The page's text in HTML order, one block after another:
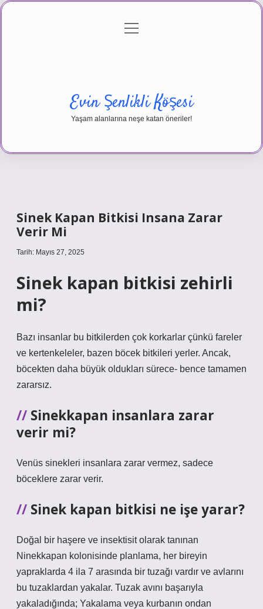
Gizlilik Politikası
menüyü
Evin Şenlikli Köşesi
Yaşam alanlarına neşe katan öneriler!
Sinek Kapan Bitkisi Insana Zarar
Verir Mi
Tarih: Mayıs 27, 2025
Sinek kapan bitkisi zehirli
mi?
Bazı insanlar bu bitkilerden çok korkarlar çünkü fareler
ve kertenkeleler, bazen böcek bitkileri yerler. Ancak,
böcekten daha büyük oldukları sürece- bence tamamen
zararsız.
Sinekkapan insanlara zarar
verir mi?
Venüs sinekleri insanlara zarar vermez, sadece
böceklere zarar verir.
Sinek kapan bitkisi ne işe yarar?
Doğal bir haşere ve insektisit olarak tanınan
Ninekkapan kolonisinde planlama, her bireyin
yapraklarda 4 ila 7 arasında bir tuzağı vardır ve avlarını
bu tuzaklardan yakalar. Tuzak avını başarıyla
yakaladığında; Yakalama veya kurbanın ondan